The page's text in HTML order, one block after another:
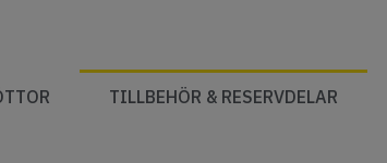
TILLBEHÖR & RESERVDELAR